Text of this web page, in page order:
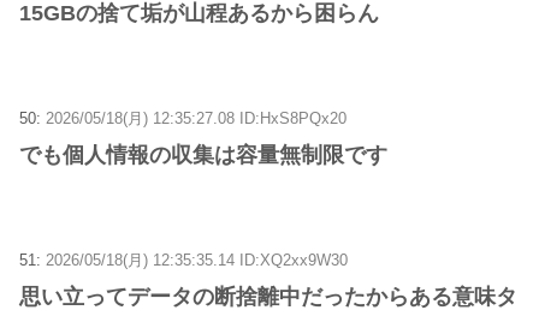
15GBの捨て垢が山程あるから困らん
50: 2026/05/18(月) 12:35:27.08 ID:HxS8PQx20
でも個人情報の収集は容量無制限です
51: 2026/05/18(月) 12:35:35.14 ID:XQ2xx9W30
思い立ってデータの断捨離中だったからある意味タ